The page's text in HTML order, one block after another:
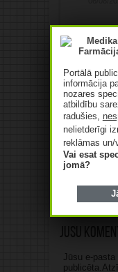
saka
Jūsu
Jūsu e-
Portālā
informācija
nozares
atbildību
radušies,
nelietderīgi
reklāmas un/
Vai esat
jomā?